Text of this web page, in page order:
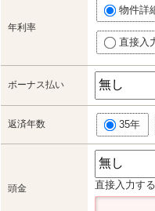
年利率
物件詳
直接入
ボーナス払い
返済年数 35年
頭金 直接入力する